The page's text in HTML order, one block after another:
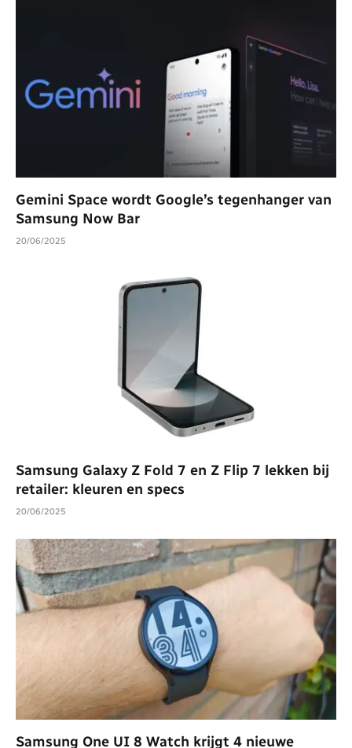
Gemini Space wordt Google’s tegenhanger van
Samsung Now Bar
20/06/2025
Samsung Galaxy Z Fold 7 en Z Flip 7 lekken bij
retailer: kleuren en specs
20/06/2025
Samsung One UI 8 Watch krijgt 4 nieuwe